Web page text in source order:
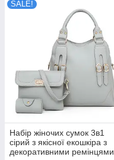
SALE!
Набір жіночих сумок 3в1
сірий з якісної екошкіра з
декоративними ремінцями